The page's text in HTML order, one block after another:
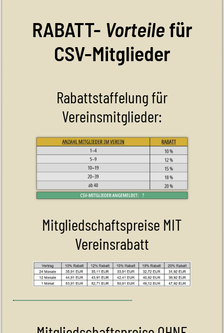
RABATT- Vorteile für
CSV-Mitglieder
Rabattstaffelung für
Vereinsmitglieder:
Mitgliedschaftspreise MIT
Vereinsrabatt